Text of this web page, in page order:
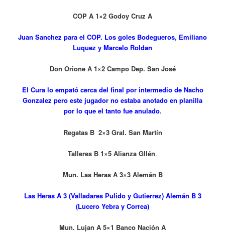
COP A 1×2 Godoy Cruz A
Juan Sanchez para el COP. Los goles Bodegueros, Emiliano
Luquez y Marcelo Roldan
Don Orione A 1×2 Campo Dep. San José
El Cura lo empató cerca del final por intermedio de Nacho
Gonzalez pero este jugador no estaba anotado en planilla
por lo que el tanto fue anulado.
Regatas B 2×3 Gral. San Martín
Talleres B 1×5 Alianza Gllén.
Mun. Las Heras A 3×3 Alemán B
Las Heras A 3 (Valladares Pulido y Gutierrez) Alemán B 3
(Lucero Yebra y Correa)
Mun. Lujan A 5×1 Banco Nación A